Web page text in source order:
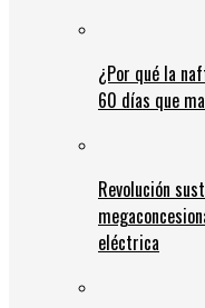
¿Por qué la
60 días que
Revolución
eléctrica